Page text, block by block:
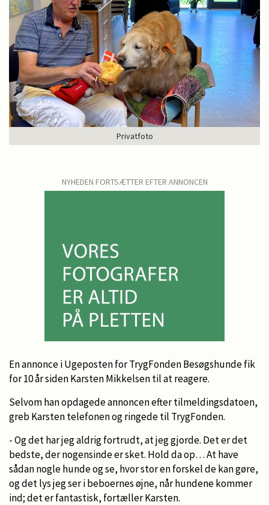
Privatfoto
NYHEDEN FORTSÆTTER EFTER ANNONCEN
En annonce i Ugeposten for TrygFonden Besøgshunde fik
for 10 år siden Karsten Mikkelsen til at reagere.
Selvom han opdagede annoncen efter tilmeldingsdatoen,
greb Karsten telefonen og ringede til TrygFonden.
- Og det har jeg aldrig fortrudt, at jeg gjorde. Det er det
bedste, der nogensinde er sket. Hold da op… At have
sådan nogle hunde og se, hvor stor en forskel de kan gøre,
og det lys jeg ser i beboernes øjne, når hundene kommer
ind; det er fantastisk, fortæller Karsten.